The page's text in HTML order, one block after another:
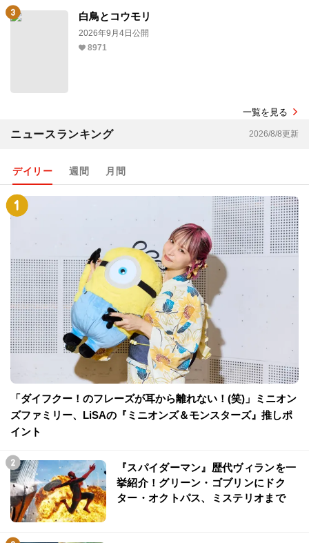
白鳥とコウモリ
2026年9月4日公開
8971
一覧を見る
ニュースランキング 2026/8/8更新
デイリー 週間 月間
「ダイフクー！のフレーズが耳から離れない！(笑)」ミニオン
ズファミリー、LiSAの『ミニオンズ＆モンスターズ』推しポ
イント
『スパイダーマン』歴代ヴィランを一
挙紹介！グリーン・ゴブリンにドク
ター・オクトパス、ミステリオまで